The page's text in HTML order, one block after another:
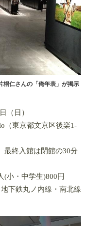
桐仁さんの「俺年表」が掲示
（日）
（東京都文京区後楽1-
終入館は閉館の30分
(小・中学生)800円
下鉄丸ノ内線・南北線